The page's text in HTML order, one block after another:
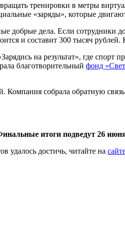
тренировки в метры
«заряды», которые
добрые дела. Если сотрудники
и составит 300 тысяч
на результат», где
благотворительный фонд
собрала обратную
итоги подведут 26
удалось достичь, читайте на